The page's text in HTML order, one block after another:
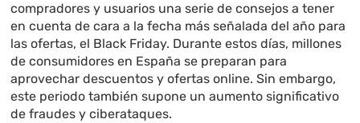
compradores y usuarios una serie de consejos a tener
en cuenta de cara a la fecha más señalada del año para
las ofertas, el Black Friday. Durante estos días, millones
de consumidores en España se preparan para
aprovechar descuentos y ofertas online. Sin embargo,
este periodo también supone un aumento significativo
de fraudes y ciberataques.